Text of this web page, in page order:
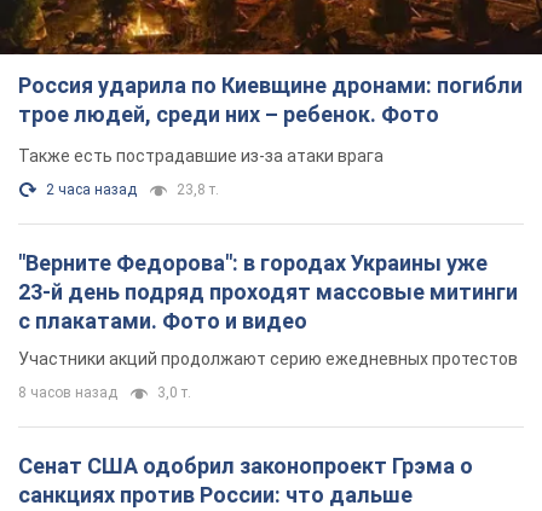
"Верните Федорова": в городах Украины уже
23-й день подряд проходят массовые митинги
с плакатами. Фото и видео
Участники акций продолжают серию ежедневных протестов
8 часов назад 3,0 т.
Сенат США одобрил законопроект Грэма о
санкциях против России: что дальше
Документ предусматривает новые экономические
ограничения